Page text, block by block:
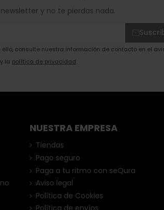
y no te pierdas nada.
consulte nuestra información de contacto en el
y la política de privacidad.
NUESTRA EMPRESA
Tiendas
Pago seguro
Paga a tu ritmo con seQura
Aviso legal
Política de Cookies